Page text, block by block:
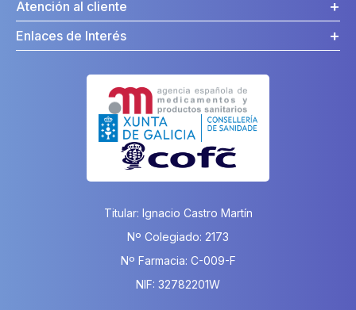
Atención al cliente
Enlaces de Interés
Titular: Ignacio Castro Martín
Nº Colegiado: 2173
Nº Farmacia: C-009-F
NIF: 32782201W